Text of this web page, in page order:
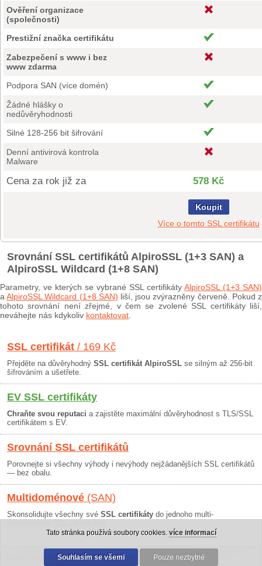
Ověření organizace
(společnosti)
Prestižní značka certifikátu
Zabezpečení s www i bez
www zdarma
Podpora SAN (více domén)
Žádné hlášky o
nedůvěryhodnosti
Silné 128-256 bit šifrování
Denní antivirová kontrola
Malware
Cena za rok již za 578 Kč
Koupit
Více o tomto SSL certifikátu
Srovnání SSL certifikátů AlpiroSSL (1+3 SAN) a
AlpiroSSL Wildcard (1+8 SAN)
Parametry, ve kterých se vybrané SSL certifikáty AlpiroSSL (1+3 SAN)
aAlpiroSSL Wildcard (1+8 SAN) liší, jsou zvýrazněny červeně. Pokud z
tohoto srovnání není zřejmé, v čem se zvolené SSL certifikáty liší,
neváhejte nás kdykoliv kontaktovat
SSL certifikát / 169 Kč
Přejděte na důvěryhodný SSL certifikát AlpiroSSL se silným až 256-bit
šifrováním a ušetřete.
EV SSL certifikáty
Chraňte svou reputaci a zajistěte maximální důvěryhodnost s TLS/SSL
certifikátem s EV.
Srovnání SSL certifikátů
Porovnejte si všechny výhody i nevýhody nejžádanějších SSL certifikátů
— bez obalu.
Multidoménové (SAN)
Skonsolidujte všechny své SSL certifikáty do jednoho multi-
Obchodní podmínky|30 dní záruka
Tato stránka používá soubory cookies. více informací
Souhlasím se všemi Pouze nezbytné